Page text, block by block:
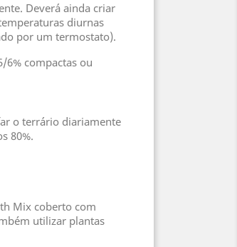
Deverá ainda criar
diurnas
por um termostato).
6% compactas ou
o terrário diariamente
80%.
Mix coberto com
utilizar plantas